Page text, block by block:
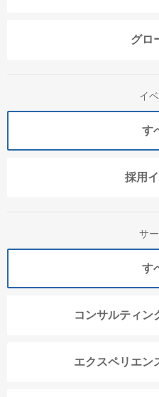
グロ
イ
す
採用
サ
す
コンサルティン
エクスペリエン